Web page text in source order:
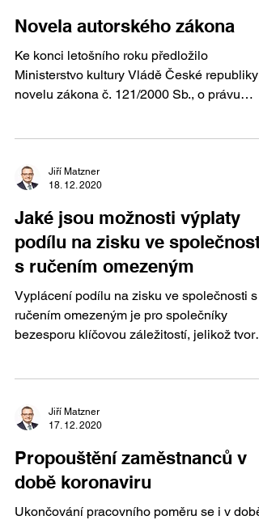
Novela autorského zákona
Ke konci letošního roku předložilo
Ministerstvo kultury Vládě České republiky
novelu zákona č. 121/2000 Sb., o právu
Jiří Matzner
18. 12. 2020
Jaké jsou možnosti výplaty
podílu na zisku ve společnosti
s ručením omezeným
Vyplácení podílu na zisku ve společnosti s
ručením omezeným je pro společníky
bezesporu klíčovou záležitostí, jelikož
Jiří Matzner
17. 12. 2020
Propouštění zaměstnanců v
době koronaviru
Ukončování pracovního poměru se i v době